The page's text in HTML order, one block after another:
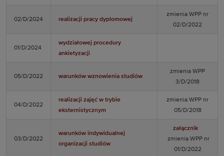
02/D/2024 realizacji pracy dyplomowej
zmienia WPP nr
02/D/2022
01/D/2024
wydziałowej procedury
ankietyzacji
05/D/2022 warunków wznowienia studiów
zmienia WPP
3/D/2018
04/D/2022
realizacji zajęć w trybie
eksternistycznym
zmienia WPP nr
05/D/2018
03/D/2022
warunków indywidualnej
organizacji studiów
załącznik
zmienia WPP nr
01/D/2022